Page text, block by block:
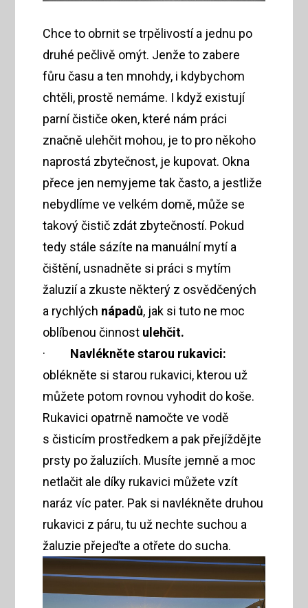
Chce to obrnit se trpělivostí a jednu po
druhé pečlivě omýt. Jenže to zabere
fůru času a ten mnohdy, i kdybychom
chtěli, prostě nemáme. I když existují
parní čističe oken, které nám práci
značně ulehčit mohou, je to pro někoho
naprostá zbytečnost, je kupovat. Okna
přece jen nemyjeme tak často, a jestliže
nebydlíme ve velkém domě, může se
takový čistič zdát zbytečností. Pokud
tedy stále sázíte na manuální mytí a
čištění, usnadněte si práci s mytím
žaluzií a zkuste některý z osvědčených
a rychlých nápadů, jak si tuto ne moc
oblíbenou činnost ulehčit.
· Navlékněte starou rukavici:
oblékněte si starou rukavici, kterou už
můžete potom rovnou vyhodit do koše.
Rukavici opatrně namočte ve vodě
s čisticím prostředkem a pak přejíždějte
prsty po žaluziích. Musíte jemně a moc
netlačit ale díky rukavici můžete vzít
naráz víc pater. Pak si navlékněte druhou
rukavici z páru, tu už nechte suchou a
žaluzie přejeďte a otřete do sucha.